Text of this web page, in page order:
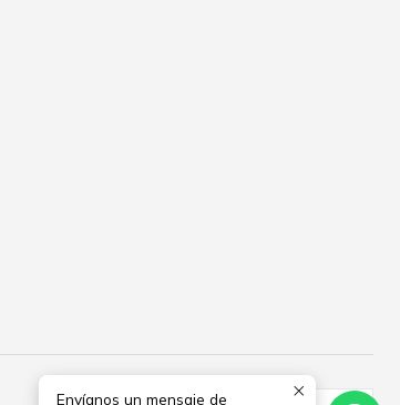
Envíanos un mensaje de